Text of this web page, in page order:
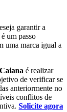
garantir a
um passo
uma marca igual a
é realizar
de verificar se
anteriormente no
conflitos de
Solicite agora